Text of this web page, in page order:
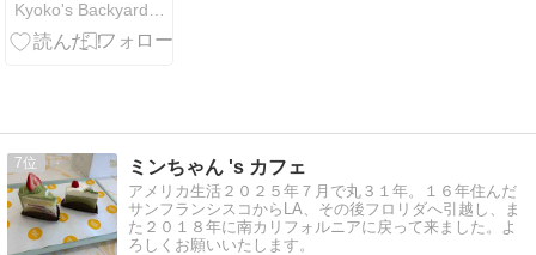
添えて
7 ミンちゃん 's カフェ
アメリカ生活２０２５年７月で丸３１年。１６年住んだ
サンフランシスコからLA、その後フロリダへ引越し、ま
た２０１８年に南カリフォルニアに戻って来ました。よ
ろしくお願いいたします。